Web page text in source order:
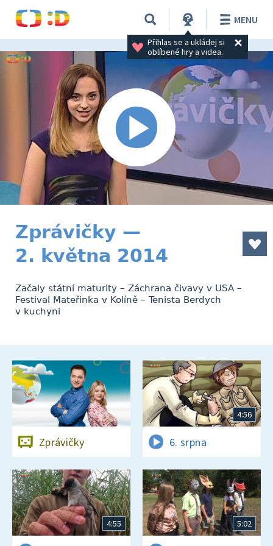
Přihlas se a ukládej si
oblíbené hry a videa.
MENU
Zprávičky —
2. května 2014
Začaly státní maturity – Záchrana čivavy v USA –
Festival Mateřinka v Kolíně – Tenista Berdych
v kuchyni
Zprávičky
4:56
6. srpna
4:55 5:02